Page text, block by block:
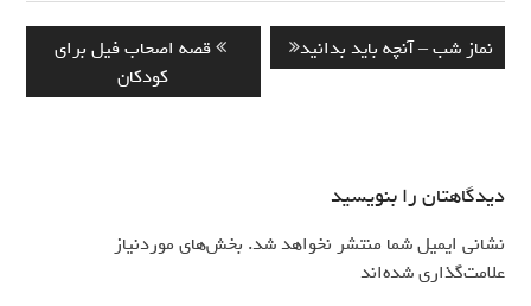
راهبری
نوشته
Previous
قصه اصحاب فیل برای
کودکان
Next
post:
نماز شب – آنچه باید بدانید
دیدگاهتان را بنویسید
نشانی ایمیل شما منتشر نخواهد شد. بخش‌های موردنیاز
علامت‌گذاری شده‌اند*